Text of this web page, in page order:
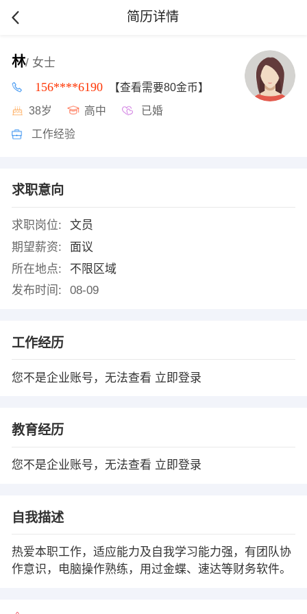
简历详情
林/ 女士
156****6190 【查看需要80金币】
38岁 高中 已婚
工作经验
求职意向
求职岗位:
文员
期望薪资:
面议
所在地点:
不限区域
发布时间:
08-09
工作经历
您不是企业账号，无法查看 立即登录
教育经历
您不是企业账号，无法查看 立即登录
自我描述
热爱本职工作，适应能力及自我学习能力强，有团队协
作意识，电脑操作熟练，用过金蝶、速达等财务软件。